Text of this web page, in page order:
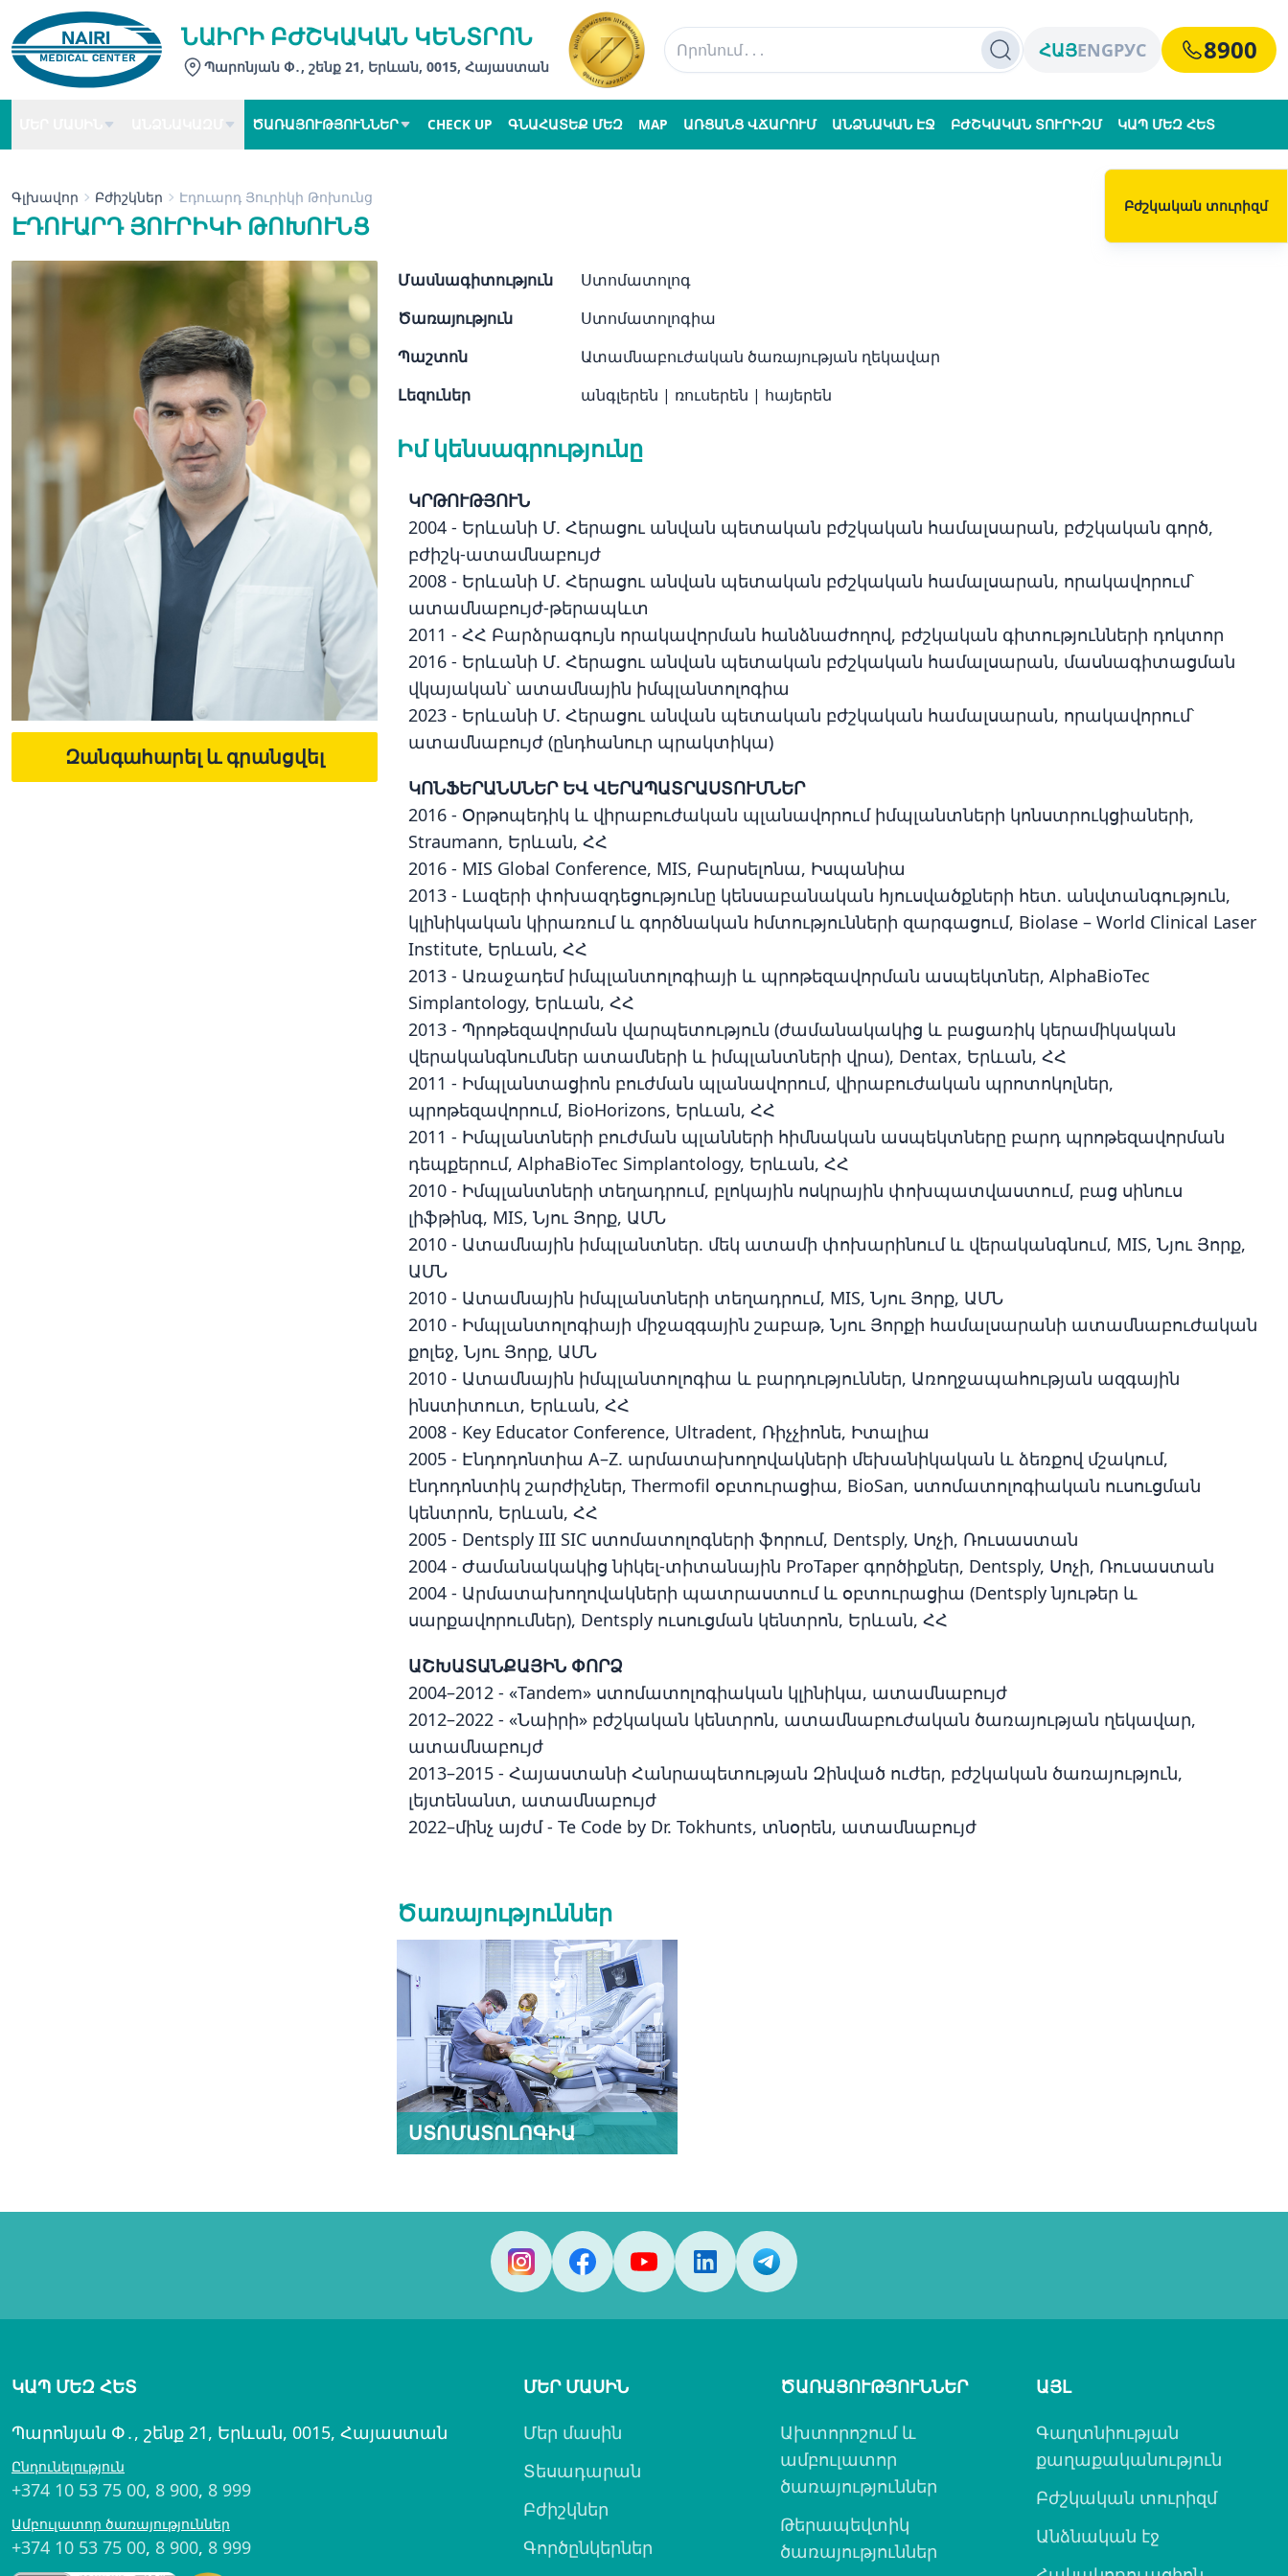
ՆԱԻՐԻ ԲԺՇԿԱԿԱՆ ԿԵՆՏՐՈՆ
Պարոնյան Փ․, շենք 21, Երևան, 0015, Հայաստան
ՀԱՅENGРУС 8900
ԾԱՌԱՅՈՒԹՅՈՒՆՆԵՐ CHECK UP ԳՆԱՀԱՏԵՔ ՄԵԶ MAP ԱՌՑԱՆՑ ՎՃԱՐՈՒՄ ԱՆՁՆԱԿԱՆ ԷՋ ԲԺՇԿԱԿԱՆ ՏՈՒՐԻԶՄ ԿԱՊ ՄԵԶ ՀԵՏ
Գլխավոր Բժիշկներ Էդուարդ Յուրիկի Թոխունց
ԷԴՈՒԱՐԴ ՅՈՒՐԻԿԻ ԹՈԽՈՒՆՑ
Զանգահարել և գրանցվել
Մասնագիտություն
Ստոմատոլոգ
Ծառայություն
Ստոմատոլոգիա
Պաշտոն
Ատամնաբուժական ծառայության ղեկավար
Լեզուներ
անգլերեն | ռուսերեն | հայերեն
Իմ կենսագրությունը
ԿՐԹՈՒԹՅՈՒՆ
2004 - Երևանի Մ. Հերացու անվան պետական բժշկական համալսարան, բժշկական գործ,
բժիշկ-ատամնաբույժ
2008 - Երևանի Մ. Հերացու անվան պետական բժշկական համալսարան, որակավորում՝
ատամնաբույժ-թերապևտ
2011 - ՀՀ Բարձրագույն որակավորման հանձնաժողով, բժշկական գիտությունների դոկտոր
2016 - Երևանի Մ. Հերացու անվան պետական բժշկական համալսարան, մասնագիտացման
վկայական՝ ատամնային իմպլանտոլոգիա
2023 - Երևանի Մ. Հերացու անվան պետական բժշկական համալսարան, որակավորում՝
ատամնաբույժ (ընդհանուր պրակտիկա)
ԿՈՆՖԵՐԱՆՍՆԵՐ ԵՎ ՎԵՐԱՊԱՏՐԱՍՏՈՒՄՆԵՐ
2016 - Օրթոպեդիկ և վիրաբուժական պլանավորում իմպլանտների կոնստրուկցիաների,
Straumann, Երևան, ՀՀ
2016 - MIS Global Conference, MIS, Բարսելոնա, Իսպանիա
2013 - Լազերի փոխազդեցությունը կենսաբանական հյուսվածքների հետ. անվտանգություն,
կլինիկական կիրառում և գործնական հմտությունների զարգացում, Biolase – World Clinical Laser
Institute, Երևան, ՀՀ
2013 - Առաջադեմ իմպլանտոլոգիայի և պրոթեզավորման ասպեկտներ, AlphaBioTec
Simplantology, Երևան, ՀՀ
2013 - Պրոթեզավորման վարպետություն (ժամանակակից և բացառիկ կերամիկական
վերականգնումներ ատամների և իմպլանտների վրա), Dentax, Երևան, ՀՀ
2011 - Իմպլանտացիոն բուժման պլանավորում, վիրաբուժական պրոտոկոլներ,
պրոթեզավորում, BioHorizons, Երևան, ՀՀ
2011 - Իմպլանտների բուժման պլանների հիմնական ասպեկտները բարդ պրոթեզավորման
դեպքերում, AlphaBioTec Simplantology, Երևան, ՀՀ
2010 - Իմպլանտների տեղադրում, բլոկային ոսկրային փոխպատվաստում, բաց սինուս
լիֆթինգ, MIS, Նյու Յորք, ԱՄՆ
2010 - Ատամնային իմպլանտներ. մեկ ատամի փոխարինում և վերականգնում, MIS, Նյու Յորք,
ԱՄՆ
2010 - Ատամնային իմպլանտների տեղադրում, MIS, Նյու Յորք, ԱՄՆ
2010 - Իմպլանտոլոգիայի միջազգային շաբաթ, Նյու Յորքի համալսարանի ատամնաբուժական
քոլեջ, Նյու Յորք, ԱՄՆ
2010 - Ատամնային իմպլանտոլոգիա և բարդություններ, Առողջապահության ազգային
ինստիտուտ, Երևան, ՀՀ
2008 - Key Educator Conference, Ultradent, Ռիչչիոնե, Իտալիա
2005 - Էնդոդոնտիա A–Z. արմատախողովակների մեխանիկական և ձեռքով մշակում,
էնդոդոնտիկ շարժիչներ, Thermofil օբտուրացիա, BioSan, ստոմատոլոգիական ուսուցման
կենտրոն, Երևան, ՀՀ
2005 - Dentsply III SIC ստոմատոլոգների ֆորում, Dentsply, Սոչի, Ռուսաստան
2004 - Ժամանակակից նիկել-տիտանային ProTaper գործիքներ, Dentsply, Սոչի, Ռուսաստան
2004 - Արմատախողովակների պատրաստում և օբտուրացիա (Dentsply նյութեր և
սարքավորումներ), Dentsply ուսուցման կենտրոն, Երևան, ՀՀ
ԱՇԽԱՏԱՆՔԱՅԻՆ ՓՈՐՁ
2004–2012 - «Tandem» ստոմատոլոգիական կլինիկա, ատամնաբույժ
2012–2022 - «Նաիրի» բժշկական կենտրոն, ատամնաբուժական ծառայության ղեկավար,
ատամնաբույժ
2013–2015 - Հայաստանի Հանրապետության Զինված ուժեր, բժշկական ծառայություն,
լեյտենանտ, ատամնաբույժ
2022–մինչ այժմ - Te Code by Dr. Tokhunts, տնօրեն, ատամնաբույժ
Ծառայություններ
ՍՏՈՄԱՏՈԼՈԳԻԱ
ԿԱՊ ՄԵԶ ՀԵՏ
Պարոնյան Փ․, շենք 21, Երևան, 0015, Հայաստան
Ընդունելություն
+374 10 53 75 00, 8 900, 8 999
Ամբուլատոր ծառայություններ
+374 10 53 75 00, 8 900, 8 999
ՄԵՐ ՄԱՍԻՆ
Մեր մասին
Տեսադարան
Բժիշկներ
Գործընկերներ
ԾԱՌԱՅՈՒԹՅՈՒՆՆԵՐ
Ախտորոշում և
ամբուլատոր
ծառայություններ
Թերապեվտիկ
ծառայություններ
ԱՅԼ
Գաղտնիության
քաղաքականություն
Բժշկական տուրիզմ
Անձնական էջ
Բժշկական տուրիզմ